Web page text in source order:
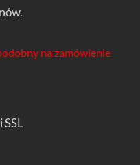
na zamówienie
SSL